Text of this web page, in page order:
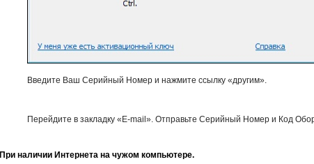
Введите Ваш Серийный Номер и нажмите ссылку «другим».
Перейдите в закладку «E-mail». Отправьте Серийный Номер и Код
При наличии Интернета на чужом компьютере.